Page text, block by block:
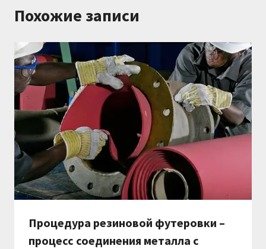
Похожие записи
Процедура резиновой футеровки –
процесс соединения металла с